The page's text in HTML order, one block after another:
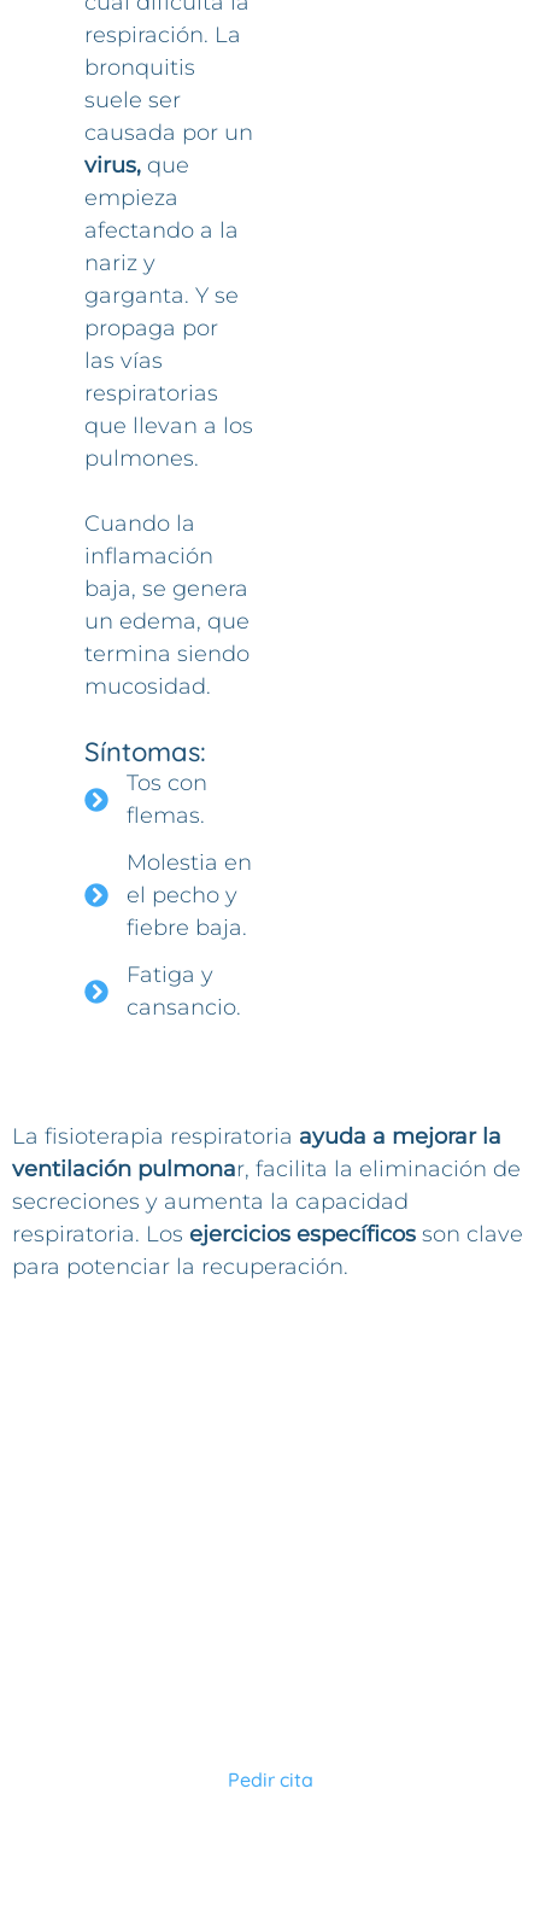
respiración. La
bronquitis
suele ser
causada por un
virus, que
empieza
afectando a la
nariz y
garganta. Y se
propaga por
las vías
respiratorias
que llevan a los
pulmones.
Cuando la
inflamación
baja, se genera
un edema, que
termina siendo
mucosidad.
Síntomas:
Tos con
flemas.
Molestia en
el pecho y
fiebre baja.
Fatiga y
cansancio.
La fisioterapia respiratoria ayuda a mejorar la
ventilación pulmonar, facilita la eliminación de
secreciones y aumenta la capacidad
respiratoria. Los ejercicios específicos son clave
para potenciar la recuperación.
Pedir cita